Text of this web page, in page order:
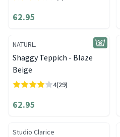
62.95
NATURL.
Shaggy Teppich - Blaze
Beige
4(29)
62.95
Studio Clarice